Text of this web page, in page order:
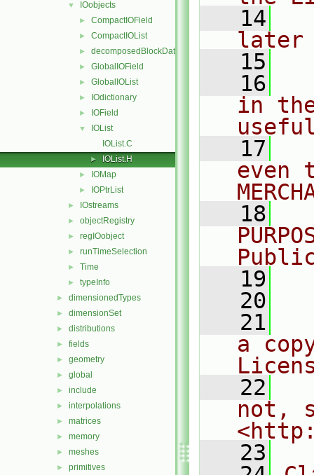
▼ IOobjects
► CompactIOField
► CompactIOList
► decomposedBlockData
► GlobalIOField
► GlobalIOList
► IOdictionary
► IOField
▼
IOList
IOList.C
► IOList.H
► IOMap
► IOPtrList
► IOstreams
► objectRegistry
► regIOobject
► runTimeSelection
► Time
► typeInfo
► dimensionedTypes
► dimensionSet
► distributions
► fields
► geometry
► global
► include
► interpolations
► matrices
► memory
► meshes
► primitives
   14
later
   15
   16
in
   17
even
   18
   19
   20
   21
a
   22
not,
   23